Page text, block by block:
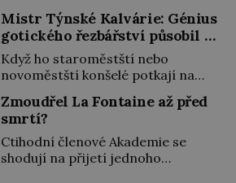
Osmanům! V Litvě se na počátku
15. století usazují první muslimští
Tataři. Uprchli ze Zlaté Hordy
(říše rozkládající se ve východní
vévoda Fridrich II. padne 15.
června 1246 při střetu s Uhry na
Litavě. „Tvrdý muž, statečný v boji,
v úsudku přísný a krutý, chtivý
pokladů, šířil takovou hrůzu mezi
svými i v sousedství, že […]
Mistr Týnské Kalvárie: Génius
gotického řezbářství působil v
Praze
Když ho staroměstští nebo
novoměstští konšelé potkají na
ulici, nejspíše ho velmi zdvořile
zdraví. Jeho práce si nesmírně
váží. Ostatně řezbář, známý dnes
jako Mistr Týnské Kalvárie,
vyřezává a zdobí úchvatná díla
Zmoudřel La Fontaine až před
smrtí?
Ctihodní členové Akademie se
shodují na přijetí jednoho